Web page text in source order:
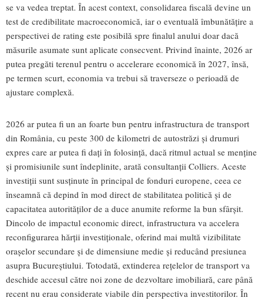
se va vedea treptat. În acest context, consolidarea fiscală devine un
test de credibilitate macroeconomică, iar o eventuală îmbunătățire a
perspectivei de rating este posibilă spre finalul anului doar dacă
măsurile asumate sunt aplicate consecvent. Privind înainte, 2026 ar
putea pregăti terenul pentru o accelerare economică în 2027, însă,
pe termen scurt, economia va trebui să traverseze o perioadă de
ajustare complexă.
2026 ar putea fi un an foarte bun pentru infrastructura de transport
din România, cu peste 300 de kilometri de autostrăzi și drumuri
expres care ar putea fi dați în folosință, dacă ritmul actual se menține
și promisiunile sunt îndeplinite, arată consultanții Colliers. Aceste
investiții sunt susținute în principal de fonduri europene, ceea ce
înseamnă că depind în mod direct de stabilitatea politică și de
capacitatea autorităților de a duce anumite reforme la bun sfârșit.
Dincolo de impactul economic direct, infrastructura va accelera
reconfigurarea hărții investiționale, oferind mai multă vizibilitate
orașelor secundare și de dimensiune medie și reducând presiunea
asupra Bucureștiului. Totodată, extinderea rețelelor de transport va
deschide accesul către noi zone de dezvoltare imobiliară, care până
recent nu erau considerate viabile din perspectiva investitorilor. În